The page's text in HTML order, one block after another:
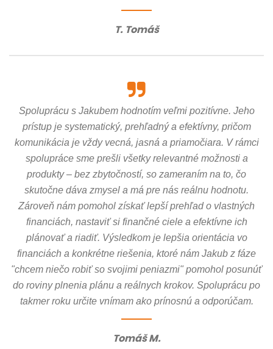
T. Tomáš
Spoluprácu s Jakubem hodnotím veľmi pozitívne. Jeho
prístup je systematický, prehľadný a efektívny, pričom
komunikácia je vždy vecná, jasná a priamočiara. V rámci
spolupráce sme prešli všetky relevantné možnosti a
produkty – bez zbytočností, so zameraním na to, čo
skutočne dáva zmysel a má pre nás reálnu hodnotu.
Zároveň nám pomohol získať lepší prehľad o vlastných
financiách, nastaviť si finančné ciele a efektívne ich
plánovať a riadiť. Výsledkom je lepšia orientácia vo
financiách a konkrétne riešenia, ktoré nám Jakub z fáze
"chcem niečo robiť so svojimi peniazmi" pomohol posunúť
do roviny plnenia plánu a reálnych krokov. Spoluprácu po
takmer roku určite vnímam ako prínosnú a odporúčam.
Tomáš M.